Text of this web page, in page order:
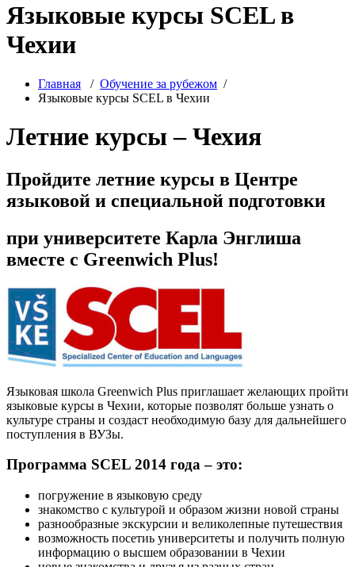
Языковые курсы SCEL в
Чехии
Главная / Обучение за рубежом /
Языковые курсы SCEL в Чехии
Летние курсы – Чехия
Пройдите летние курсы в Центре
языковой и специальной подготовки
при университете Карла Энглиша
вместе с Greenwich Plus!
Языковая школа Greenwich Plus приглашает желающих пройти
языковые курсы в Чехии, которые позволят больше узнать о
культуре страны и создаст необходимую базу для дальнейшего
поступления в ВУЗы.
Программа SCEL 2014 года – это:
погружение в языковую среду
знакомство с культурой и образом жизни новой страны
разнообразные экскурсии и великолепные путешествия
возможность посетиь университеты и получить полную
информацию о высшем образовании в Чехии